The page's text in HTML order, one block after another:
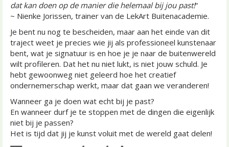
dat kan doen op de manier die helemaal bij jou past!“
~ Nienke Jorissen, trainer van de LekArt Buitenacademie.
Je bent nu nog te bescheiden, maar aan het einde van dit
traject weet je precies wie jij als professioneel kunstenaar
bent, wat je signatuur is en hoe je je naar de buitenwereld
wilt profileren. Dat het nu niet lukt, is niet jouw schuld. Je
hebt gewoonweg niet geleerd hoe het creatief
ondernemerschap werkt, maar dat gaan we veranderen!
Wanneer ga je doen wat echt bij je past?
En wanneer durf je te stoppen met de dingen die eigenlijk
niet bij je passen?
Het is tijd dat jij je kunst voluit met de wereld gaat delen!